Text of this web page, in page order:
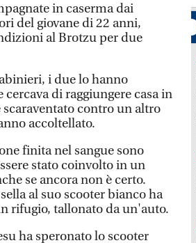
in caserma dai
del giovane di 22 anni,
al Brotzu per due
i due lo hanno
di raggiungere casa in
scaraventato contro un altro
accoltellato.
finita nel sangue sono
stato coinvolto in un
se ancora non è certo.
al suo scooter bianco ha
rifugio, tallonato da un'auto.
ha speronato lo scooter